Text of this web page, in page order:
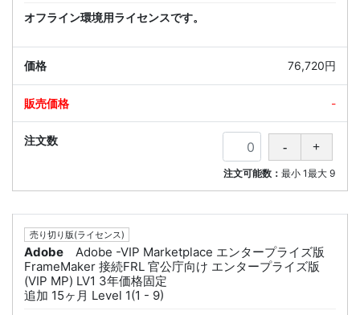
オフライン環境用ライセンスです。
76,720円
-
注文可能数：最小 1最大 9
売り切り版(ライセンス)
Adobe
Adobe -VIP Marketplace エンタープライズ版
FrameMaker 接続FRL 官公庁向け エンタープライズ版
(VIP MP) LV1 3年価格固定
追加 15ヶ月 Level 1(1 - 9)